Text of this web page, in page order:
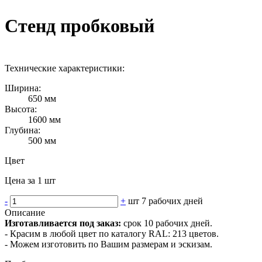
Стенд пробковый
Технические характеристики:
Ширина:
650 мм
Высота:
1600 мм
Глубина:
500 мм
Цвет
Цена за 1 шт
- + шт 7 рабочих дней
Описание
Изготавливается под заказ: срок 10 рабочих дней.
- Красим в любой цвет по каталогу RAL: 213 цветов.
- Можем изготовить по Вашим размерам и эскизам.